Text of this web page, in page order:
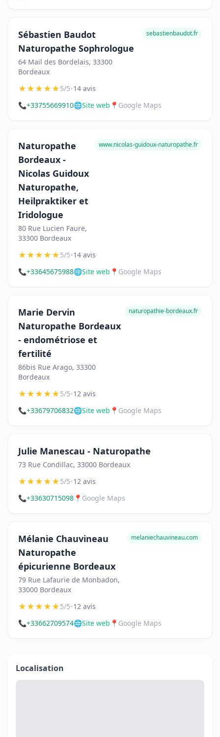
Sébastien Baudot
Naturopathe Sophrologue
64 Mail des Bordelais, 33300
Bordeaux
sebastienbaudot.fr
★★★★★5/5•14 avis
📞+33755669910🌐Site web 📍 Google Maps
Naturopathe
Bordeaux -
Nicolas Guidoux
Naturopathe,
Heilpraktiker et
Iridologue
80 Rue Lucien Faure,
33300 Bordeaux
www.nicolas-guidoux-naturopathe.fr
★★★★★5/5•14 avis
📞+33645675988🌐Site web 📍 Google Maps
Marie Dervin
Naturopathe Bordeaux
- endométriose et
fertilité
86bis Rue Arago, 33300
Bordeaux
naturopathie-bordeaux.fr
★★★★★5/5•12 avis
📞+33679706832🌐Site web 📍 Google Maps
Julie Manescau - Naturopathe
73 Rue Condillac, 33000 Bordeaux
★★★★★5/5•12 avis
📞+33630715098 📍 Google Maps
Mélanie Chauvineau
Naturopathe
épicurienne Bordeaux
79 Rue Lafaurie de Monbadon,
33000 Bordeaux
melaniechauvineau.com
★★★★★5/5•12 avis
📞+33662709574🌐Site web 📍 Google Maps
Localisation